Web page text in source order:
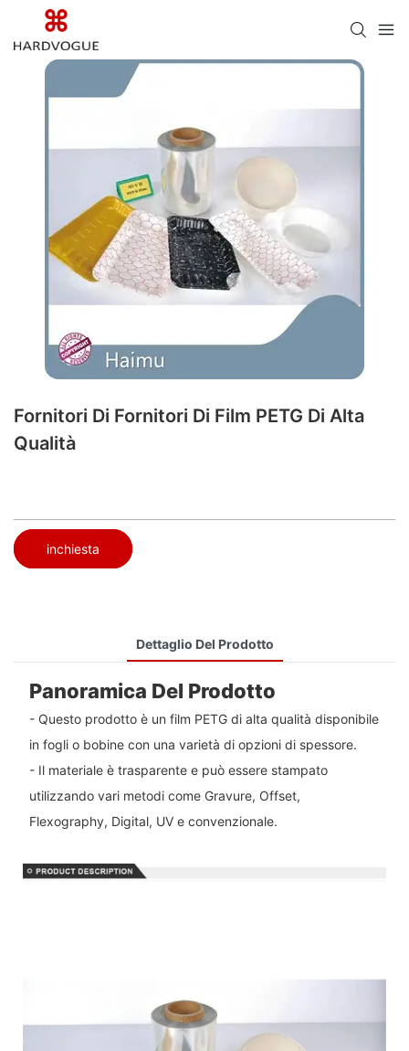
Fornitori Di Fornitori Di Film PETG Di Alta
Qualità
inchiesta
Dettaglio Del Prodotto
Panoramica Del Prodotto
- Questo prodotto è un film PETG di alta qualità disponibile
in fogli o bobine con una varietà di opzioni di spessore.
- Il materiale è trasparente e può essere stampato
utilizzando vari metodi come Gravure, Offset,
Flexography, Digital, UV e convenzionale.